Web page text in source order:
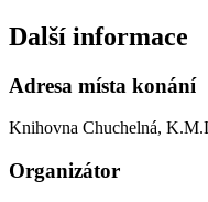
Další informace
Adresa místa konání
Knihovna Chuchelná,
Organizátor